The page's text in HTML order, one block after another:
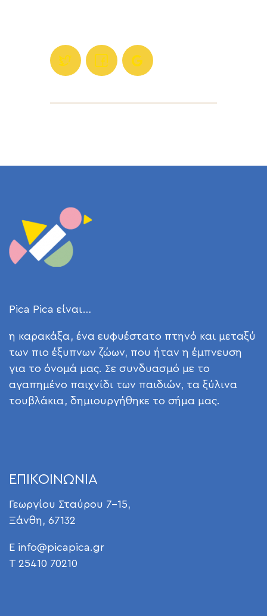
Pica Pica είναι…
η καρακάξα, ένα ευφυέστατο πτηνό και μεταξύ
των πιο έξυπνων ζώων, που ήταν η έμπνευση
για το όνομά μας. Σε συνδυασμό με το
αγαπημένο παιχνίδι των παιδιών, τα ξύλινα
τουβλάκια, δημιουργήθηκε το σήμα μας.
ΕΠΙΚΟΙΝΩΝΙΑ
Γεωργίου Σταύρου 7-15,
Ξάνθη, 67132
E info@picapica.gr
T 25410 70210